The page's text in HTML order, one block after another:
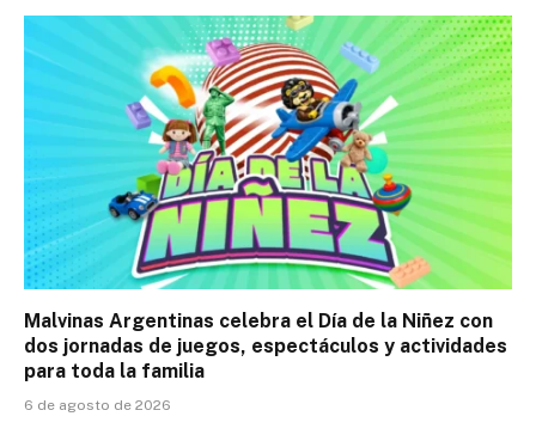
Malvinas Argentinas celebra el Día de la Niñez con
dos jornadas de juegos, espectáculos y actividades
para toda la familia
6 de agosto de 2026